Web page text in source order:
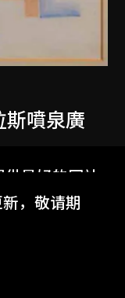
斯噴泉廣
最好的网站
，敬请期